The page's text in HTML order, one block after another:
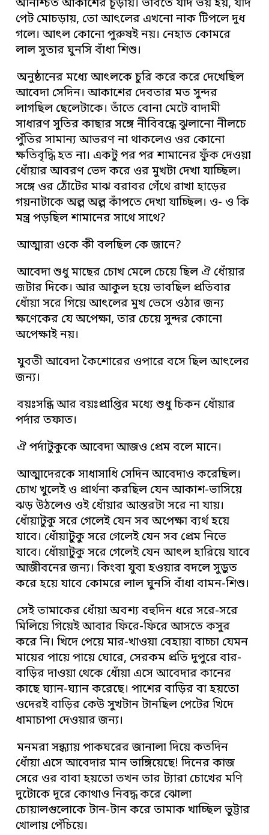
অনিশ্চিত আকাশের চূড়ায়। ভাবতে যদি ভয় হয়, যদি
পেট মোচড়ায়, তো আৎলের এখনো নাক টিপলে দুধ
গলে। আৎল কোনো পুরুষই নয়। নেহাত কোমরে
লাল সুতার ঘুনসি বাঁধা শিশু।
অনুষ্ঠানের মধ্যে আৎলকে চুরি করে করে দেখেছিল
আবেদা সেদিন। আকাশের দেবতার মত সুন্দর
লাগছিল ছেলেটাকে। তাঁতে বোনা মেটে বাদামী
সাধারণ সুতির কাছার সঙ্গে নীবিবন্ধে ঝুলানো নীলচে
পুঁতির সামান্য আভরণ না থাকলেও ওর কোনো
ক্ষতিবৃদ্ধি হত না। একটু পর পর শামানের ফুঁক দেওয়া
ধোঁয়ার আবরণ ভেদ করে ওর মুখটা দেখা যাচ্ছিল।
সঙ্গে ওর ঠোঁটের মাঝ বরাবর গেঁথে রাখা হাড়ের
গয়নাটাকে অল্প অল্প কাঁপতে দেখা যাচ্ছিল। ও- ও কি
মন্ত্র পড়ছিল শামানের সাথে সাথে?
আত্মারা ওকে কী বলছিল কে জানে?
আবেদা শুধু মাছের চোখ মেলে চেয়ে ছিল ঐ ধোঁয়ার
জটার দিকে। আর আকুল হয়ে ভাবছিল প্রতিবার
ধোঁয়া সরে গিয়ে আৎলের মুখ ভেসে ওঠার জন্য
ক্ষণেকের যে অপেক্ষা, তার চেয়ে সুন্দর কোনো
অপেক্ষাই নয়।
যুবতী আবেদা কৈশোরের ওপারে বসে ছিল আৎলের
জন্য।
বয়ঃসন্ধি আর বয়ঃপ্রাপ্তির মধ্যে শুধু চিকন ধোঁয়ার
পর্দার তফাত।
ঐ পর্দাটুকুকে আবেদা আজও প্রেম বলে মানে।
আত্মাদেরকে সাধাসাধি সেদিন আবেদাও করেছিল।
চোখ খুলেই ও প্রার্থনা করছিল যেন আকাশ-ভাসিয়ে
ঝড় উঠলেও ওই ধোঁয়ার আস্তরটা সরে না যায়।
ধোঁয়াটুকু সরে গেলেই যেন সব অপেক্ষা ব্যর্থ হয়ে
যাবে। ধোঁয়াটুকু সরে গেলেই যেন সব প্রেম নিভে
যাবে। ধোঁয়াটুকু সরে গেলেই যেন আৎল হারিয়ে যাবে
আজীবনের জন্য। কিংবা যুবা হওয়ার বদলে সুড়ুত
করে হয়ে যাবে কোমরে লাল ঘুনসি বাঁধা বামন-শিশু।
সেই তামাকের ধোঁয়া অবশ্য বহুদিন ধরে সরে-সরে
মিলিয়ে গিয়েই আবার ফিরে-ফিরে আসতে কসুর
করে নি। খিদে পেয়ে মার-খাওয়া বেহায়া বাচ্চা যেমন
মায়ের পায়ে পায়ে ঘোরে, সেরকম প্রতি দুপুরে বার-
বাড়ির দাওয়া থেকে ধোঁয়া এসে আবেদার কানের
কাছে ঘ্যান-ঘ্যান করেছে। পাশের বাড়ির বা হয়তো
ওদেরই বাড়ির কেউ সুখটান টানছিল পেটের খিদে
ধামাচাপা দেওয়ার জন্য।
মনমরা সন্ধ্যায় পাকঘরের জানালা দিয়ে কতদিন
ধোঁয়া এসে আবেদার মান ভাঙ্গিয়েছে! দিনের কাজ
সেরে ওর বাবা হয়তো তখন তার ট্যারা চোখের মণি
দুটোকে দূরে কোথাও নিবদ্ধ করে ঝোলা
চোয়ালগুলোকে টান-টান করে তামাক খাচ্ছিল ভুট্টার
খোলায় পেঁচিয়ে।